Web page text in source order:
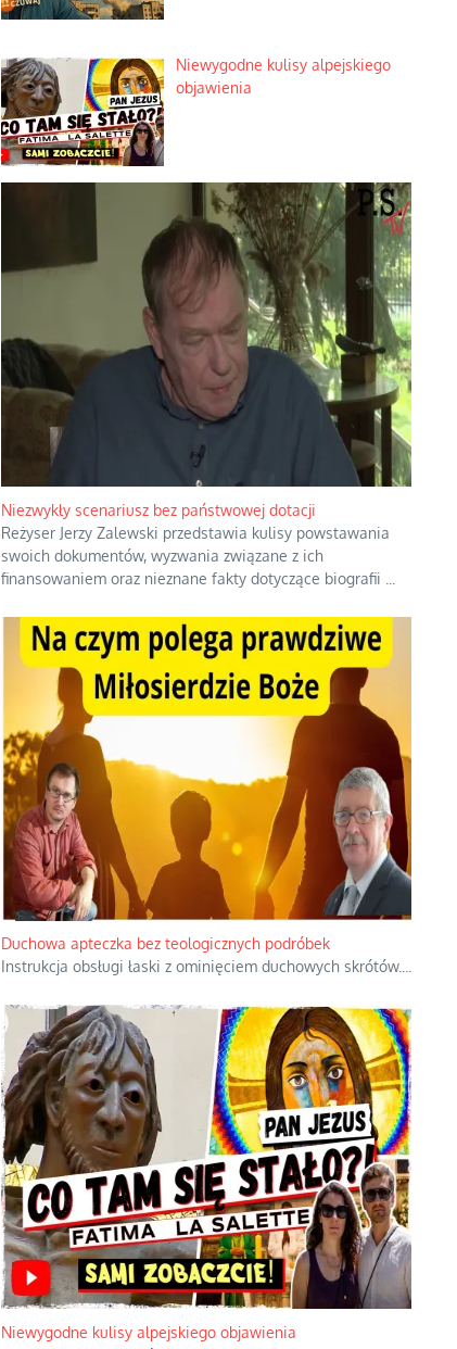
Niewygodne kulisy alpejskiego
objawienia
Niezwykły scenariusz bez państwowej dotacji
Reżyser Jerzy Zalewski przedstawia kulisy powstawania
swoich dokumentów, wyzwania związane z ich
finansowaniem oraz nieznane fakty dotyczące biografii
Duchowa apteczka bez teologicznych podróbek
Instrukcja obsługi łaski z ominięciem duchowych skrótów.
Niewygodne kulisy alpejskiego objawienia